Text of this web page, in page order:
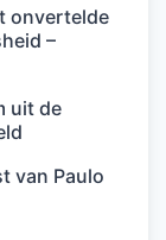
onvertelde
–
uit de
van Paulo